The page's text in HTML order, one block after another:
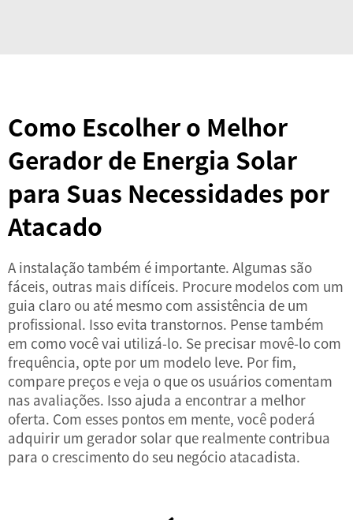
Como Escolher o Melhor
Gerador de Energia Solar
para Suas Necessidades por
Atacado
A instalação também é importante. Algumas são
fáceis, outras mais difíceis. Procure modelos com um
guia claro ou até mesmo com assistência de um
profissional. Isso evita transtornos. Pense também
em como você vai utilizá-lo. Se precisar movê-lo com
frequência, opte por um modelo leve. Por fim,
compare preços e veja o que os usuários comentam
nas avaliações. Isso ajuda a encontrar a melhor
oferta. Com esses pontos em mente, você poderá
adquirir um gerador solar que realmente contribua
para o crescimento do seu negócio atacadista.